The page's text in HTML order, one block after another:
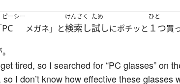
ピーシー
PC メガネ」と
けんさく
検索し
ため
試しにポチッと
ひと
１つ買
tired, so I searched for “PC glasses” on
I don’t know how effective these glasses